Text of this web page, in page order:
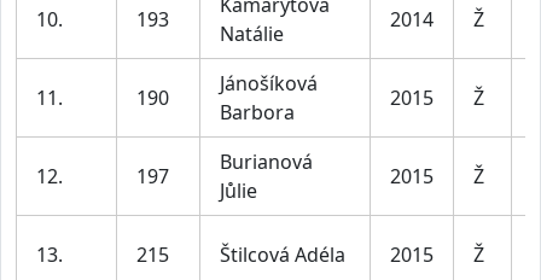
10. 193
Natálie
2014 Ž
11. 190
Jánošíková
Barbora
2015 Ž
12. 197
Burianová
Jůlie
2015 Ž
13. 215 Štilcová Adéla 2015 Ž